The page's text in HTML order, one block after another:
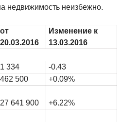
недвижимость неизбежно.
от
20.03.2016
Изменение к
13.03.2016
1 334
-0.43
462 500
+0.09%
27 641 900
+6.22%